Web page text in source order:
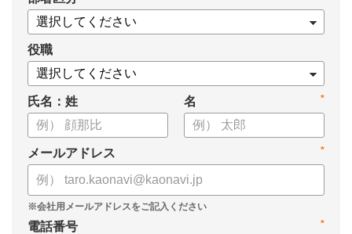
ぜひお役立てくださいませ。
【資料の内容】
・社員エンゲージメントとは
・よくあるお悩み10選とその解決策
・カオナビ導入によるエンゲージメント施策事例
役職
氏名：姓 *
名
*
メールアドレス
*
電話番号